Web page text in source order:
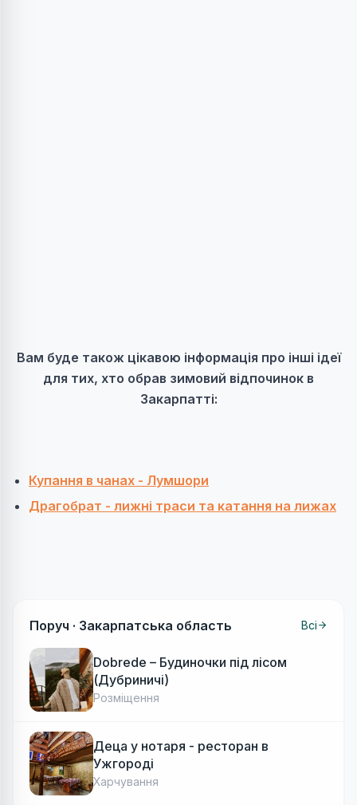
Вам буде також цікавою інформація про інші ідеї
для тих, хто обрав зимовий відпочинок в
Закарпатті:
Купання в чанах - Лумшори
Драгобрат - лижні траси та катання на лижах
Поруч · Закарпатська область Всі
Dobrede – Будиночки під лісом
(Дубриничі)
Розміщення
Деца у нотаря - ресторан в
Ужгороді
Харчування